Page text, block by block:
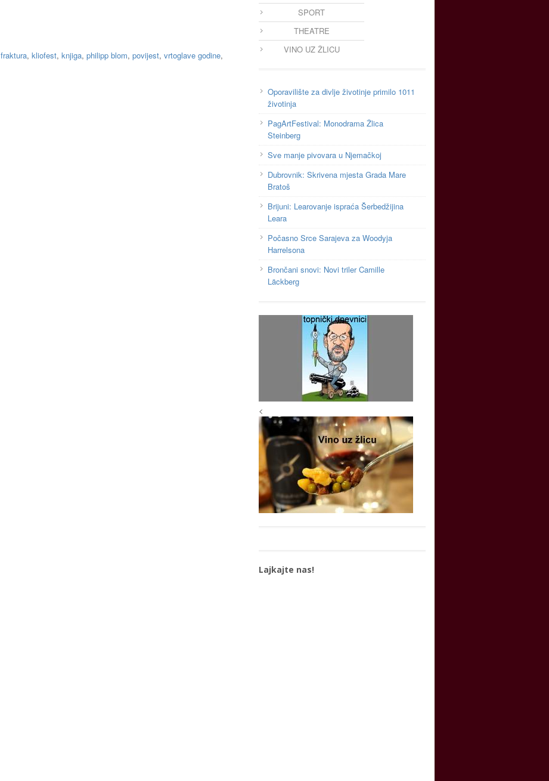
fraktura, kliofest, knjiga, philipp blom, povijest, vrtoglave godine,
SPORT
THEATRE
VINO UZ ŽLICU
Oporavilište za divlje životinje primilo 1011
životinja
PagArtFestival: Monodrama Žlica
Steinberg
Sve manje pivovara u Njemačkoj
Dubrovnik: Skrivena mjesta Grada Mare
Bratoš
Brijuni: Learovanje ispraća Šerbedžijina
Leara
Počasno Srce Sarajeva za Woodyja
Harrelsona
Brončani snovi: Novi triler Camille
Läckberg
<
Lajkajte nas!